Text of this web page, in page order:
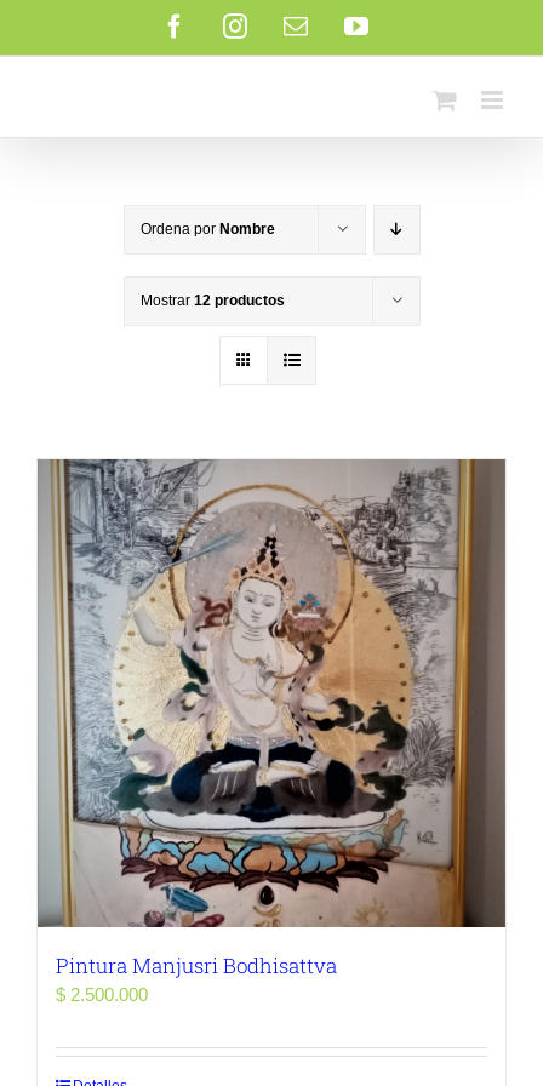
FacebookInstagram
Correo
electrónico
YouTube
Ordena por Nombre
Mostrar 12 productos
Pintura Manjusri Bodhisattva
$ 2.500.000